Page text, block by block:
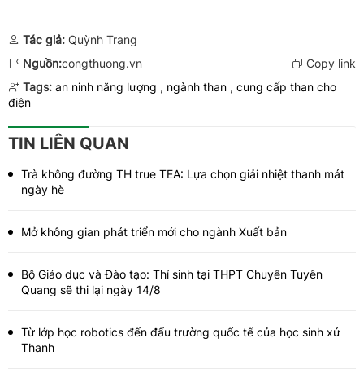
Tác giả: Quỳnh Trang
Nguồn:congthuong.vn
Copy link
Tags: an ninh năng lượng , ngành than , cung cấp than cho
điện
TIN LIÊN QUAN
Trà không đường TH true TEA: Lựa chọn giải nhiệt thanh mát
ngày hè
Mở không gian phát triển mới cho ngành Xuất bản
Bộ Giáo dục và Đào tạo: Thí sinh tại THPT Chuyên Tuyên
Quang sẽ thi lại ngày 14/8
Từ lớp học robotics đến đấu trường quốc tế của học sinh xứ
Thanh